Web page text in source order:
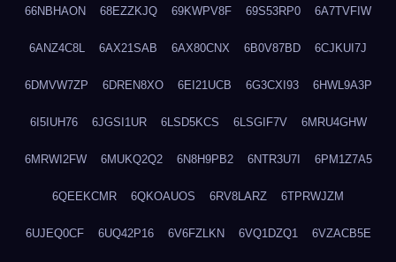
66NBHAON 68EZZKJQ 69KWPV8F 69S53RP0 6A7TVFIW
6ANZ4C8L 6AX21SAB 6AX80CNX 6B0V87BD 6CJKUI7J
6DMVW7ZP 6DREN8XO 6EI21UCB 6G3CXI93 6HWL9A3P
6I5IUH76 6JGSI1UR 6LSD5KCS 6LSGIF7V 6MRU4GHW
6MRWI2FW 6MUKQ2Q2 6N8H9PB2 6NTR3U7I 6PM1Z7A5
6QEEKCMR 6QKOAUOS 6RV8LARZ 6TPRWJZM
6UJEQ0CF 6UQ42P16 6V6FZLKN 6VQ1DZQ1 6VZACB5E